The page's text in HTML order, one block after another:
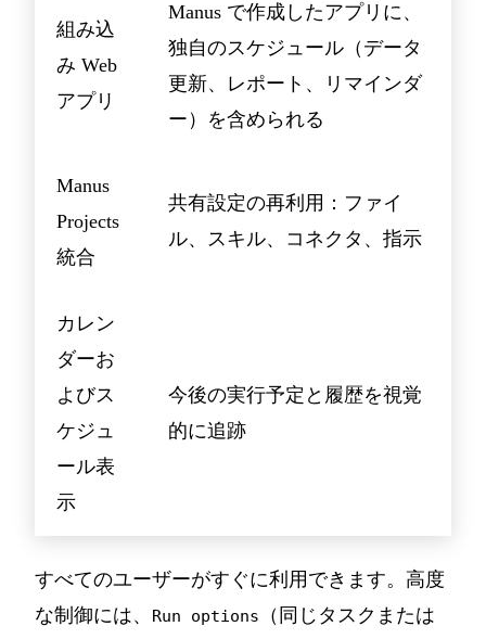
組み込
み Web
アプリ
Manus で作成したアプリに、
独自のスケジュール（データ
更新、レポート、リマインダ
ー）を含められる
Manus
Projects
統合
共有設定の再利用：ファイ
ル、スキル、コネクタ、指示
カレン
ダーお
よびス
ケジュ
ール表
示
今後の実行予定と履歴を視覚
的に追跡
すべてのユーザーがすぐに利用できます。高度
な制御には、
Run options
（同じタスクまたは